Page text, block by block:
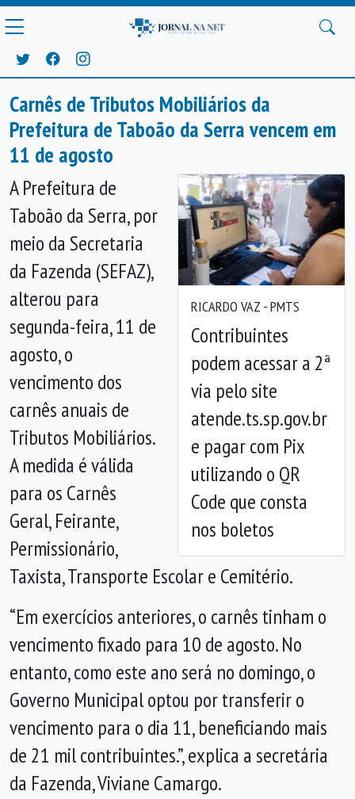
Carnês de Tributos Mobiliários da
Prefeitura de Taboão da Serra vencem em
11 de agosto
RICARDO VAZ - PMTS
Contribuintes
podem acessar a 2ª
via pelo site
atende.ts.sp.gov.br
e pagar com Pix
utilizando o QR
Code que consta
nos boletos
Anterior
A Prefeitura de
Taboão da Serra, por
meio da Secretaria
da Fazenda (SEFAZ),
alterou para
segunda-feira, 11 de
agosto, o
vencimento dos
carnês anuais de
Tributos Mobiliários.
A medida é válida
para os Carnês
Geral, Feirante,
Permissionário,
Taxista, Transporte Escolar e Cemitério.
“Em exercícios anteriores, o carnês tinham o
vencimento fixado para 10 de agosto. No
entanto, como este ano será no domingo, o
Governo Municipal optou por transferir o
vencimento para o dia 11, beneficiando mais
de 21 mil contribuintes.”, explica a secretária
da Fazenda, Viviane Camargo.